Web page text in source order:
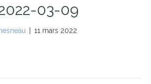
03-09
11 mars 2022